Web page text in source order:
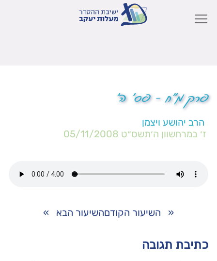
פרק מ"ח – פס' ה'
הרב יהושע ויצמן
ז׳ במרחשוון ה׳תשס״ט 05/11/2008
« השיעור הקודםהשיעור הבא »
כתיבת תגובה